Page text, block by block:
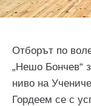
Отборът по
„Нешо Бончев“
ниво на
Гордеем се с